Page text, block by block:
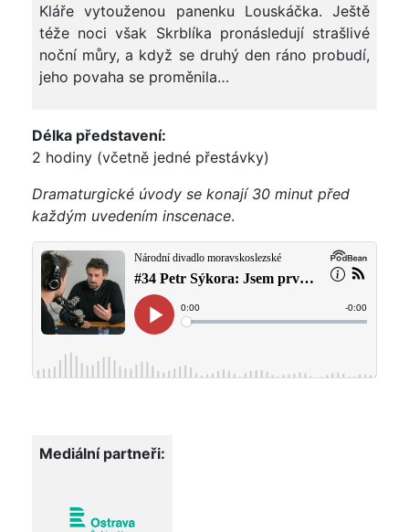
Kláře vytouženou panenku Louskáčka. Ještě
téže noci však Skrblíka pronásledují strašlivé
noční můry, a když se druhý den ráno probudí,
jeho povaha se proměnila…
Délka představení:
2 hodiny (včetně jedné přestávky)
Dramaturgické úvody se konají 30 minut před
každým uvedením inscenace.
Mediální partneři: